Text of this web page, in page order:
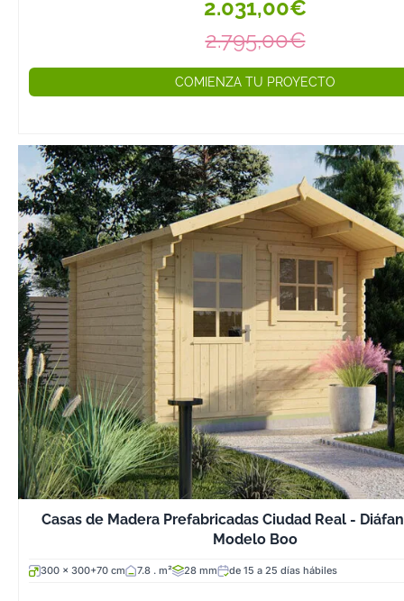
2.031,00€
2.795,00€
COMIENZA TU PROYECTO
Casas de Madera Prefabricadas Ciudad Real -
Modelo Boo
300 x 300+70 cm 7.8 . m² 28 mm de 15 a 25 días hábiles